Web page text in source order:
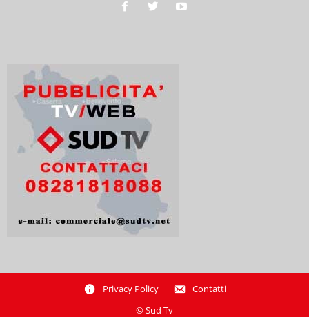
Privacy Policy
Contatti
© Sud Tv